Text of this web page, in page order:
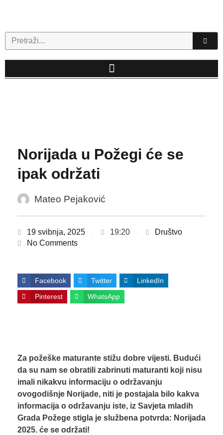
Search
Norijada u Požegi će se
ipak održati
Mateo Pejaković
19 svibnja, 2025 19:20
Društvo
No Comments
Facebook Twitter LinkedIn
Pinterest WhatsApp
Za požeške maturante stižu dobre vijesti. Budući
da su nam se obratili zabrinuti maturanti koji nisu
imali nikakvu informaciju o održavanju
ovogodišnje Norijade, niti je postajala bilo kakva
informacija o održavanju iste, iz Savjeta mladih
Grada Požege stigla je službena potvrda: Norijada
2025. će se održati!